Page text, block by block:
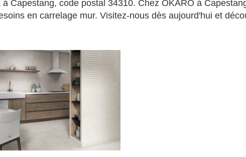
Capestang, code postal 34310. Chez OKARO à
en carrelage mur. Visitez-nous dès aujourd'hui et